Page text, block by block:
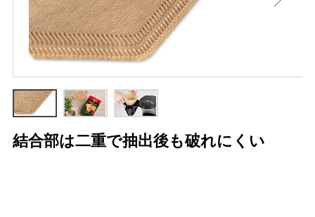
結合部は二重で抽出後も破れにくい
100%無漂白のフィルターペーパー
メリタの10杯用コーヒーメーカーや、